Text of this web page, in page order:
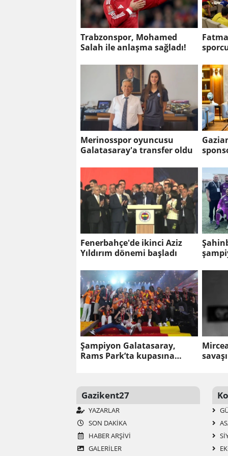
Trabzonspor, Mohamed
Salah ile anlaşma sağladı!
Merinosspor oyuncusu
Galatasaray'a transfer oldu
Fenerbahçe'de ikinci Aziz
Yıldırım dönemi başladı
Şampiyon Galatasaray,
Rams Park’ta kupasına
Gazikent27
YAZARLAR
SON DAKIKA
HABER ARŞIVI
GALERİLER